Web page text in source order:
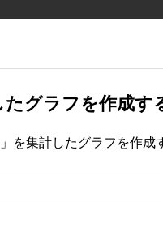
たグラフを作成す